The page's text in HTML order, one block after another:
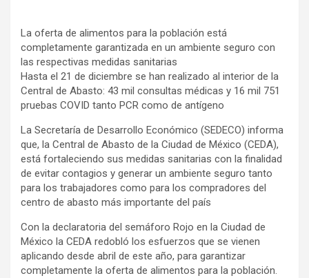
La oferta de alimentos para la población está
completamente garantizada en un ambiente seguro con
las respectivas medidas sanitarias
Hasta el 21 de diciembre se han realizado al interior de la
Central de Abasto: 43 mil consultas médicas y 16 mil 751
pruebas COVID tanto PCR como de antígeno
La Secretaría de Desarrollo Económico (SEDECO) informa
que, la Central de Abasto de la Ciudad de México (CEDA),
está fortaleciendo sus medidas sanitarias con la finalidad
de evitar contagios y generar un ambiente seguro tanto
para los trabajadores como para los compradores del
centro de abasto más importante del país
Con la declaratoria del semáforo Rojo en la Ciudad de
México la CEDA redobló los esfuerzos que se vienen
aplicando desde abril de este año, para garantizar
completamente la oferta de alimentos para la población.